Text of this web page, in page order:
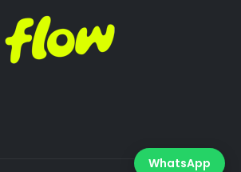
WhatsApp